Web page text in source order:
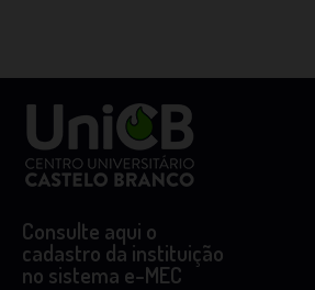
Consulte aqui o
cadastro da instituição
no sistema e-MEC